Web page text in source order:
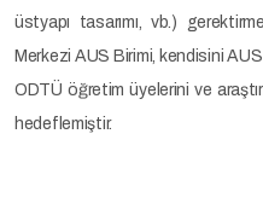
üstyapı tasarımı, vb.)
Merkezi AUS Birimi, kendisini
ODTÜ öğretim üyelerini ve
hedeflemiştir.